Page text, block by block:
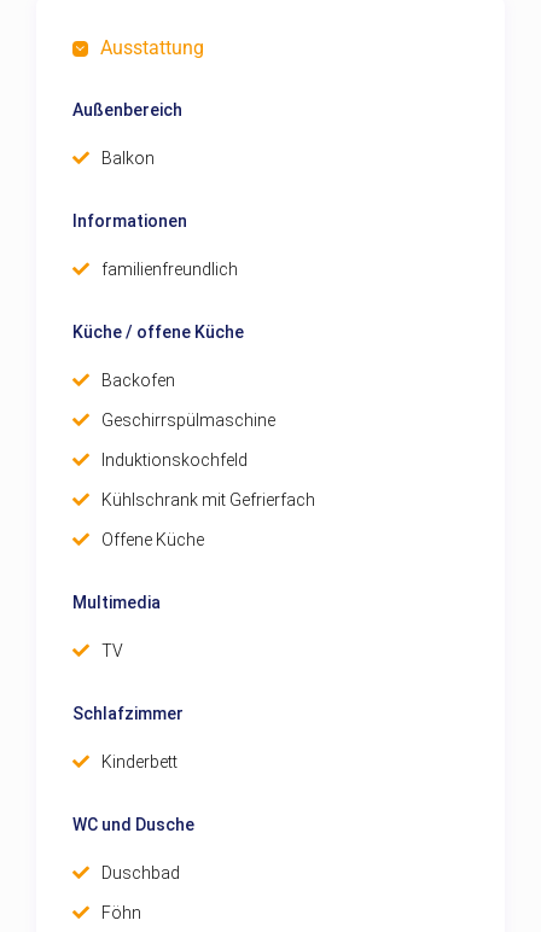
Ausstattung
Außenbereich
Balkon
Informationen
familienfreundlich
Küche / offene Küche
Backofen
Geschirrspülmaschine
Induktionskochfeld
Kühlschrank mit Gefrierfach
Offene Küche
Multimedia
TV
Schlafzimmer
Kinderbett
WC und Dusche
Duschbad
Föhn